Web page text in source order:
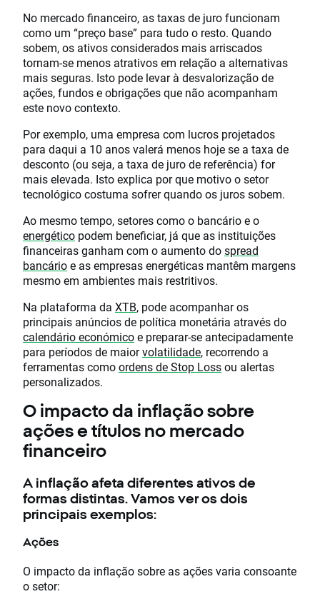
No mercado financeiro, as taxas de juro funcionam
como um “preço base” para tudo o resto. Quando
sobem, os ativos considerados mais arriscados
tornam-se menos atrativos em relação a alternativas
mais seguras. Isto pode levar à desvalorização de
ações, fundos e obrigações que não acompanham
este novo contexto.
Por exemplo, uma empresa com lucros projetados
para daqui a 10 anos valerá menos hoje se a taxa de
desconto (ou seja, a taxa de juro de referência) for
mais elevada. Isto explica por que motivo o setor
tecnológico costuma sofrer quando os juros sobem.
Ao mesmo tempo, setores como o bancário e o
energético podem beneficiar, já que as instituições
financeiras ganham com o aumento dospread
bancárioe as empresas energéticas mantêm margens
mesmo em ambientes mais restritivos.
Na plataforma da XTB, pode acompanhar os
principais anúncios de política monetária através do
calendário económicoe preparar-se antecipadamente
para períodos de maiorvolatilidade, recorrendo a
ferramentas comoordens de Stop Lossou alertas
personalizados.
O impacto da inflação sobre
ações e títulos no mercado
financeiro
A inflação afeta diferentes ativos de
formas distintas. Vamos ver os dois
principais exemplos:
Ações
O impacto da inflação sobre as ações varia consoante
o setor: